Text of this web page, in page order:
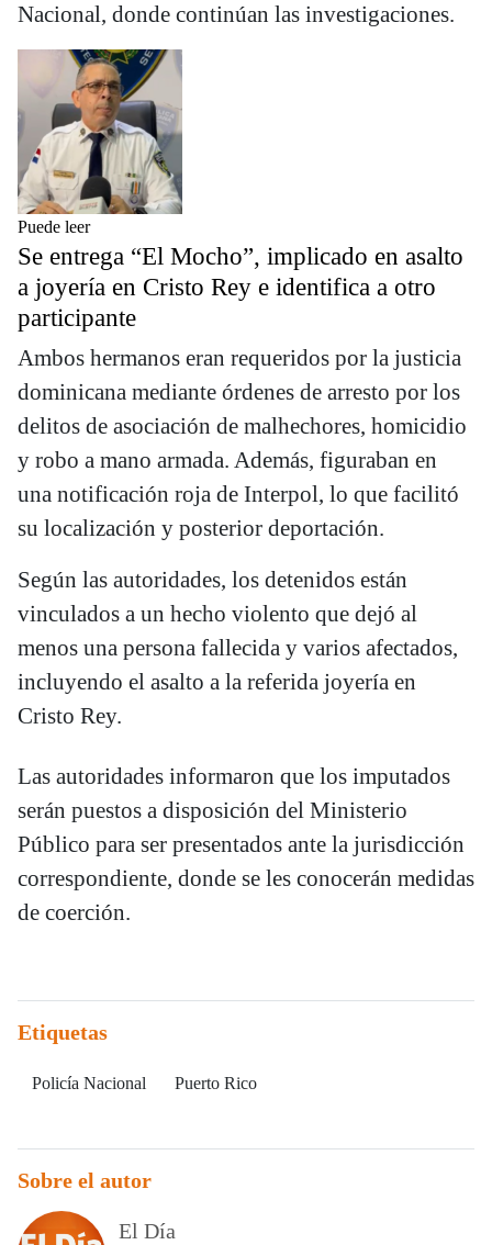
Nacional, donde continúan las investigaciones.
Puede leer
Se entrega “El Mocho”, implicado en asalto
a joyería en Cristo Rey e identifica a otro
participante
Ambos hermanos eran requeridos por la justicia
dominicana mediante órdenes de arresto por los
delitos de asociación de malhechores, homicidio
y robo a mano armada. Además, figuraban en
una notificación roja de Interpol, lo que facilitó
su localización y posterior deportación.
Según las autoridades, los detenidos están
vinculados a un hecho violento que dejó al
menos una persona fallecida y varios afectados,
incluyendo el asalto a la referida joyería en
Cristo Rey.
Las autoridades informaron que los imputados
serán puestos a disposición del Ministerio
Público para ser presentados ante la jurisdicción
correspondiente, donde se les conocerán medidas
de coerción.
Etiquetas
Policía Nacional Puerto Rico
Sobre el autor
El Día